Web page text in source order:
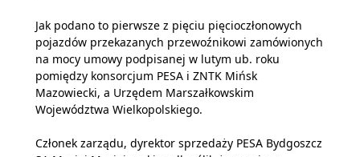
Jak podano to pierwsze z pięciu pięcioczłonowych
pojazdów przekazanych przewoźnikowi zamówionych
na mocy umowy podpisanej w lutym ub. roku
pomiędzy konsorcjum PESA i ZNTK Mińsk
Mazowiecki, a Urzędem Marszałkowskim
Województwa Wielkopolskiego.
Członek zarządu, dyrektor sprzedaży PESA Bydgoszcz